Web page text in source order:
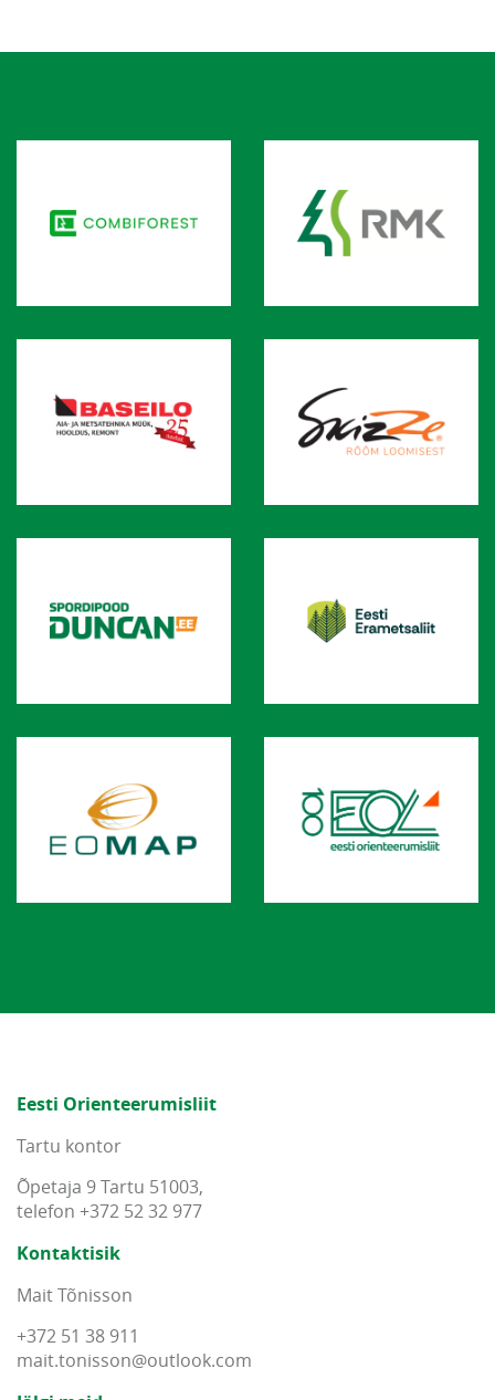
Eesti Orienteerumisliit
Tartu kontor
Õpetaja 9 Tartu 51003,
telefon +372 52 32 977
Kontaktisik
Mait Tõnisson
+372 51 38 911
mait.tonisson@outlook.com